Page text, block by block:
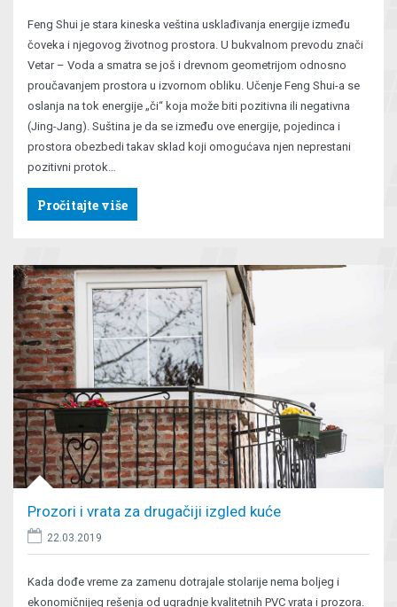
Feng Shui je stara kineska veština usklađivanja energije između
čoveka i njegovog životnog prostora. U bukvalnom prevodu znači
Vetar – Voda a smatra se još i drevnom geometrijom odnosno
proučavanjem prostora u izvornom obliku. Učenje Feng Shui-a se
oslanja na tok energije „či“ koja može biti pozitivna ili negativna
(Jing-Jang). Suština je da se između ove energije, pojedinca i
prostora obezbedi takav sklad koji omogućava njen neprestani
pozitivni protok…
Pročitajte više
Prozori i vrata za drugačiji izgled kuće
22.03.2019
Kada dođe vreme za zamenu dotrajale stolarije nema boljeg i
ekonomičnijeg rešenja od ugradnje kvalitetnih PVC vrata i prozora.